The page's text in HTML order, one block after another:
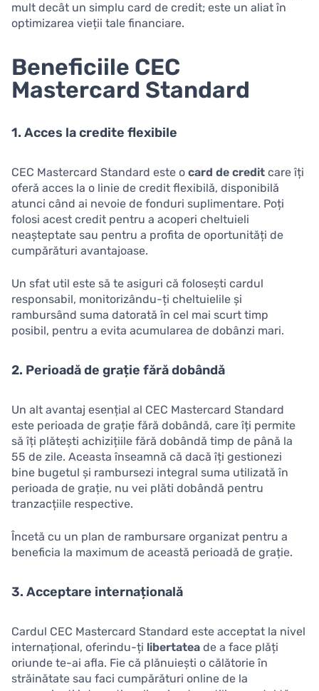
mult decât un simplu card de credit; este un aliat în
optimizarea vieții tale financiare.
Beneficiile CEC
Mastercard Standard
1. Acces la credite flexibile
CEC Mastercard Standard este o card de credit care îți
oferă acces la o linie de credit flexibilă, disponibilă
atunci când ai nevoie de fonduri suplimentare. Poți
folosi acest credit pentru a acoperi cheltuieli
neașteptate sau pentru a profita de oportunități de
cumpărături avantajoase.
Un sfat util este să te asiguri că folosești cardul
responsabil, monitorizându-ți cheltuielile și
rambursând suma datorată în cel mai scurt timp
posibil, pentru a evita acumularea de dobânzi mari.
2. Perioadă de grație fără dobândă
Un alt avantaj esențial al CEC Mastercard Standard
este perioada de grație fără dobândă, care îți permite
să îți plătești achizițiile fără dobândă timp de până la
55 de zile. Aceasta înseamnă că dacă îți gestionezi
bine bugetul și rambursezi integral suma utilizată în
perioada de grație, nu vei plăti dobândă pentru
tranzacțiile respective.
Încetă cu un plan de rambursare organizat pentru a
beneficia la maximum de această perioadă de grație.
3. Acceptare internațională
Cardul CEC Mastercard Standard este acceptat la nivel
internațional, oferindu-ți libertatea de a face plăți
oriunde te-ai afla. Fie că plănuiești o călătorie în
străinătate sau faci cumpărături online de la